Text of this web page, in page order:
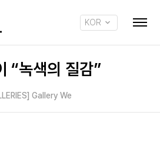
KOR
“녹색의 질감”
Gallery We